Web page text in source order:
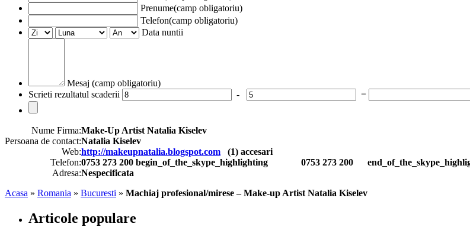
Prenume(camp obligatoriu)
Telefon(camp obligatoriu)
Data nuntii
Mesaj (camp obligatoriu)
Scrieti rezultatul scaderii
- =
Nume Firma:Make-Up Artist Natalia Kiselev
Persoana de contact:Natalia Kiselev
Web:http://makeupnatalia.blogspot.com (1) accesari
Telefon:0753 273 200 begin_of_the_skype_highlighting 0753 273 200
Adresa:Nespecificata
Acasa » Romania » Bucuresti » Machiaj profesional/mirese – Make-up Artist Natalia Kiselev
Articole populare